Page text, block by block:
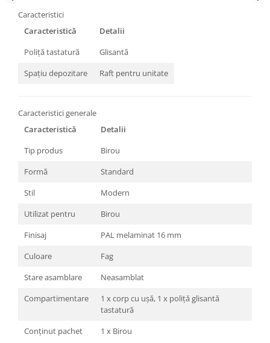
Caracteristici
Caracteristică
Detalii
Poliță tastatură
Glisantă
Spațiu depozitare
Raft pentru unitate
Caracteristici generale
Caracteristică
Detalii
Tip produs
Birou
Formă
Standard
Stil
Modern
Utilizat pentru
Birou
Finisaj
PAL melaminat 16 mm
Culoare
Fag
Stare asamblare
Neasamblat
Compartimentare
1 x corp cu ușă, 1 x poliță glisantă
tastatură
Conținut pachet
1 x Birou